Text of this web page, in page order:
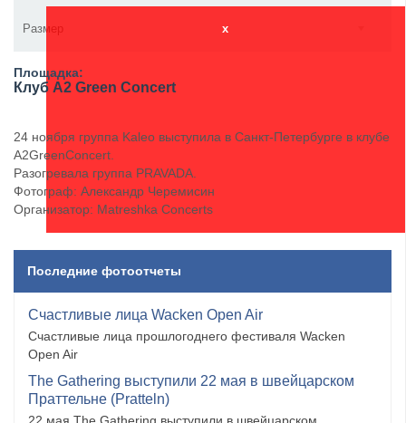
Размер x
Площадка:
Клуб A2 Green Concert
24 ноября группа Kaleo выступила в Санкт-Петербурге в клубе
А2GreenConcert.
Разогревала группа PRAVADA.
Фотограф: Александр Черемисин
Организатор: Matreshka Concerts
Последние фотоотчеты
Счастливые лица Wacken Open Air
Счастливые лица прошлогоднего фестиваля Wacken
Open Air
The Gathering выступили 22 мая в швейцарском
Праттельне (Pratteln)